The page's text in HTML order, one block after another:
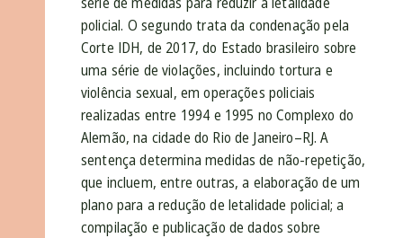
policial. O segundo trata da condenação pela
Corte IDH, de 2017, do Estado brasileiro sobre
uma série de violações, incluindo tortura e
violência sexual, em operações policiais
realizadas entre 1994 e 1995 no Complexo do
Alemão, na cidade do Rio de Janeiro–RJ. A
sentença determina medidas de não-repetição,
que incluem, entre outras, a elaboração de um
plano para a redução de letalidade policial; a
compilação e publicação de dados sobre